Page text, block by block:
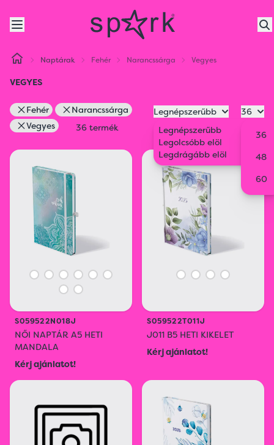
Naptárak Fehér Narancssárga Vegyes
VEGYES
Fehér
Narancssárga
Vegyes
36 termék
Legnépszerűbb
Legnépszerűbb
Legolcsóbb elöl
Legdrágább elöl
36
36
48
60
S059522N018J
NŐI NAPTÁR A5 HETI
MANDALA
Kérj ajánlatot!
S059522T011J
J011 B5 HETI KIKELET
Kérj ajánlatot!